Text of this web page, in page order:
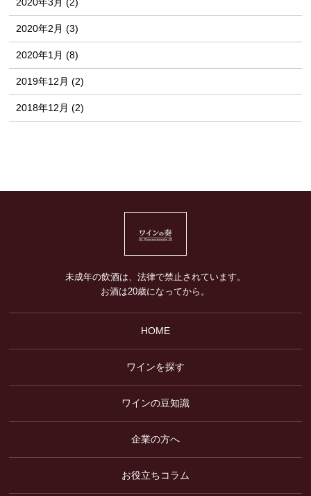
2020年3月 (2)
2020年2月 (3)
2020年1月 (8)
2019年12月 (2)
2018年12月 (2)
未成年の飲酒は、法律で禁止されています。
お酒は20歳になってから。
HOME
ワインを探す
ワインの豆知識
企業の方へ
お役立ちコラム